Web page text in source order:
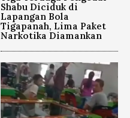
Shabu Diciduk di
Lapangan Bola
Tigapanah, Lima Paket
Narkotika Diamankan